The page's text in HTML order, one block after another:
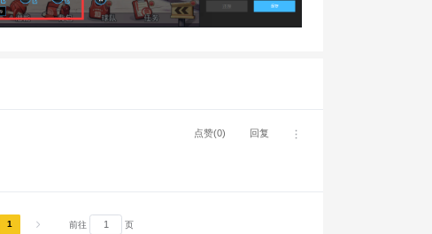
点赞(0) 回复
1 前往 页